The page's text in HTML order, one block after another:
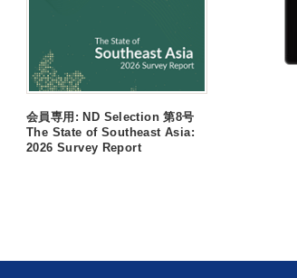
会員専用: ND Selection 第8号
The State of Southeast Asia:
2026 Survey Report